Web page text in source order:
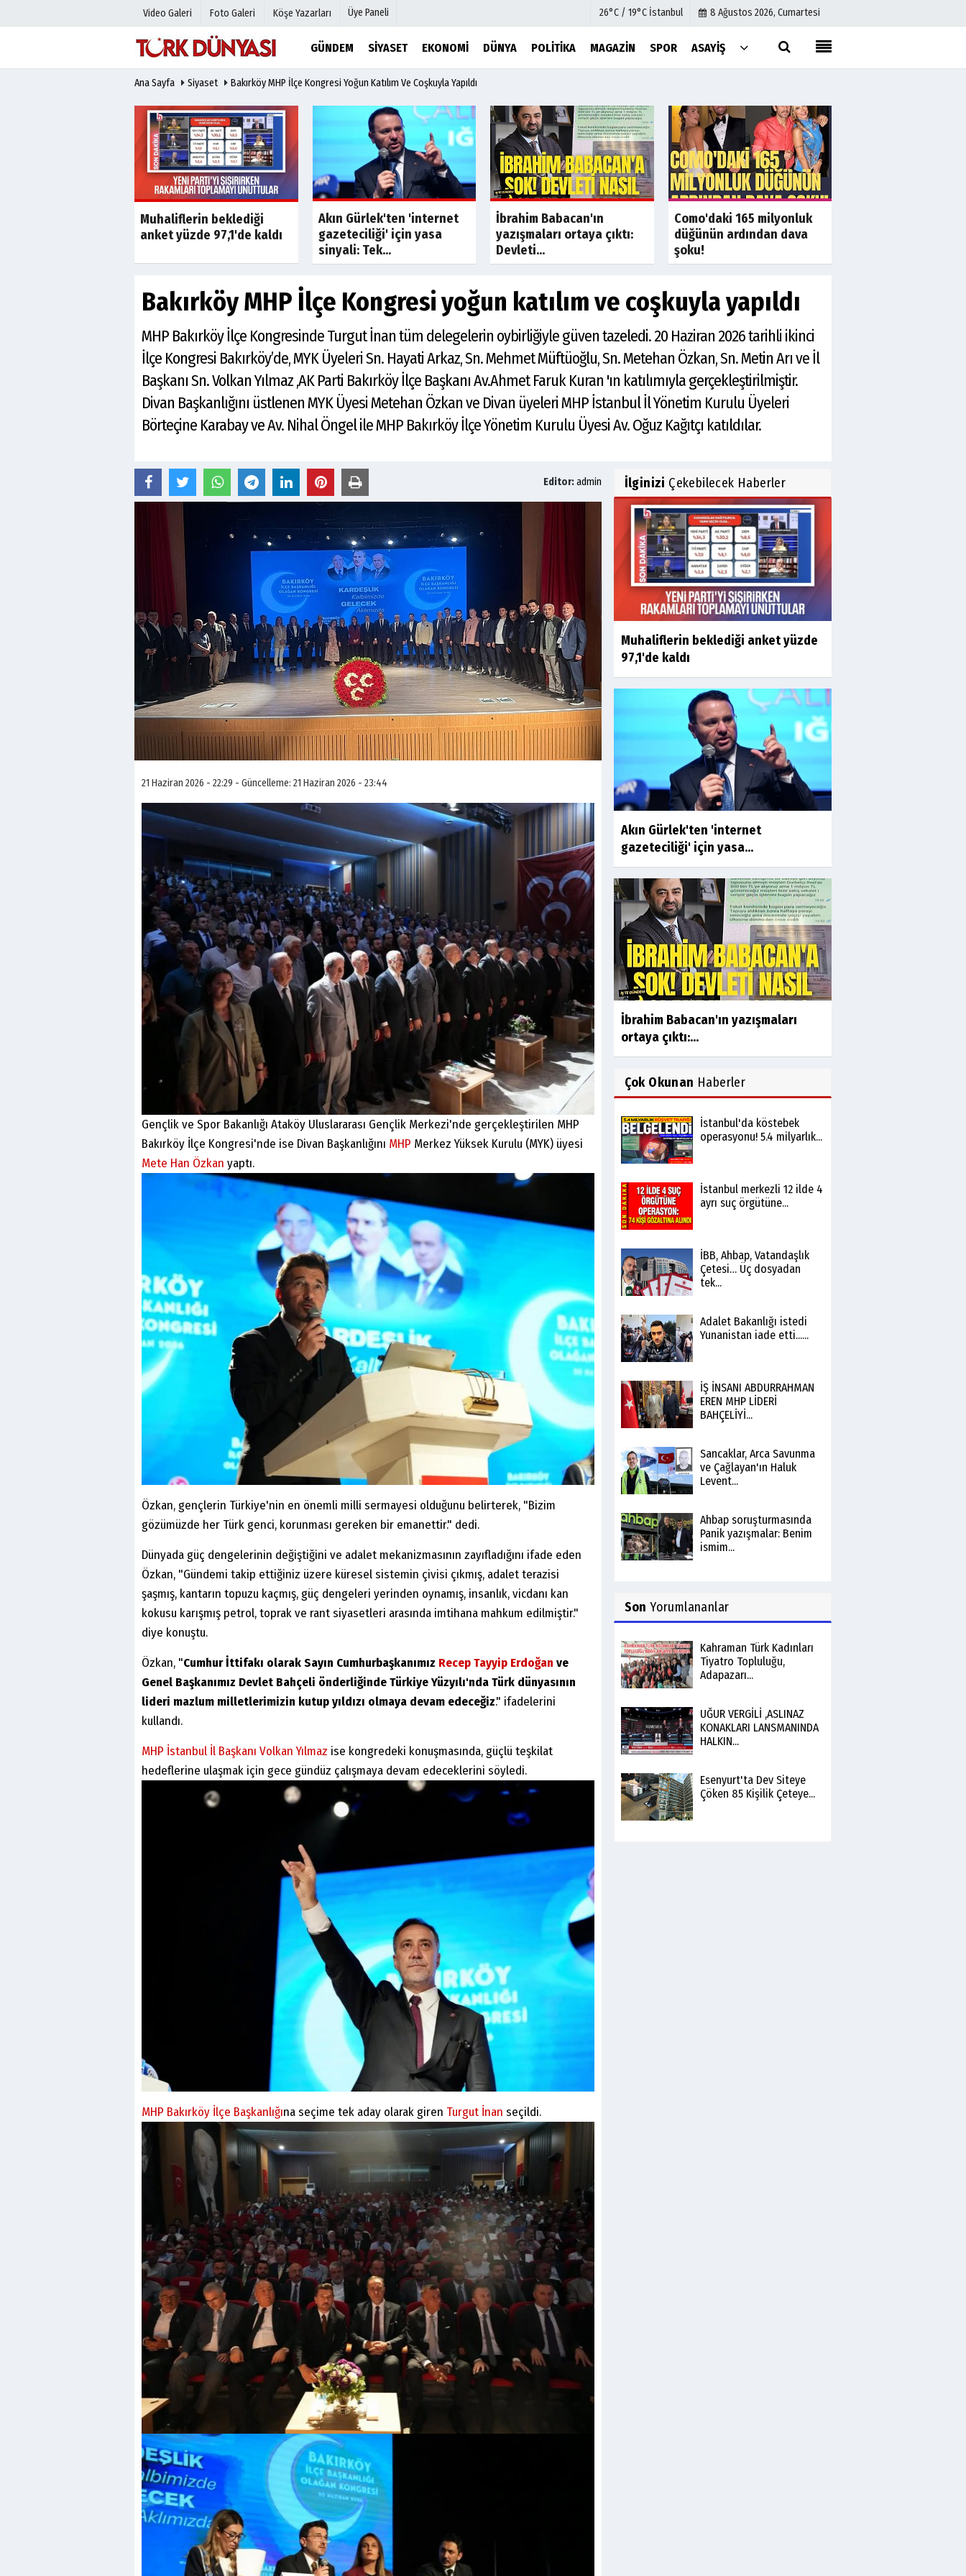
Video Galeri Foto Galeri Köşe Yazarları Üye Paneli 26°C / 19°C İstanbul 8 Ağustos 2026, Cumartesi
GÜNDEM SIYASET EKONOMI DÜNYA POLITIKA MAGAZIN SPOR ASAYIŞ
Hava Durumu
Gazete Manşetleri
Anketler
Biyografiler
Video Galeri
Foto Galeri
Etkinlikler
İletişim
Çerez Politikası
Gizlilik İlkeleri
Ana Sayfa Siyaset Bakırköy MHP İlçe Kongresi Yoğun Katılım Ve Coşkuyla Yapıldı
Son Dakika
Muhaliflerin beklediği
anket yüzde 97,1'de kaldı
Akın Gürlek'ten 'internet
gazeteciliği' için yasa
sinyali: Tek...
Son Dakika
İbrahim Babacan'ın
yazışmaları ortaya çıktı:
Devleti...
Son Dakika
Como'daki 165 milyonluk
düğünün ardından dava
şoku!
Bakırköy MHP İlçe Kongresi yoğun katılım ve coşkuyla yapıldı
MHP Bakırköy İlçe Kongresinde Turgut İnan tüm delegelerin oybirliğiyle güven tazeledi. 20 Haziran 2026 tarihli ikinci
İlçe Kongresi Bakırköy’de, MYK Üyeleri Sn. Hayati Arkaz, Sn. Mehmet Müftüoğlu, Sn. Metehan Özkan, Sn. Metin Arı ve İl
Başkanı Sn. Volkan Yılmaz ,AK Parti Bakırköy İlçe Başkanı Av.Ahmet Faruk Kuran 'ın katılımıyla gerçekleştirilmiştir.
Divan Başkanlığını üstlenen MYK Üyesi Metehan Özkan ve Divan üyeleri MHP İstanbul İl Yönetim Kurulu Üyeleri
Börteçine Karabay ve Av. Nihal Öngel ile MHP Bakırköy İlçe Yönetim Kurulu Üyesi Av. Oğuz Kağıtçı katıldılar.
Editor:admin
21 Haziran 2026 - 22:29 - Güncelleme: 21 Haziran 2026 - 23:44
Gençlik ve Spor Bakanlığı Ataköy Uluslararası Gençlik Merkezi'nde gerçekleştirilen MHP
Bakırköy İlçe Kongresi'nde ise Divan Başkanlığını MHP Merkez Yüksek Kurulu (MYK) üyesi
Mete Han Özkan yaptı.
Özkan, gençlerin Türkiye'nin en önemli milli sermayesi olduğunu belirterek, "Bizim
gözümüzde her Türk genci, korunması gereken bir emanettir." dedi.
Dünyada güç dengelerinin değiştiğini ve adalet mekanizmasının zayıfladığını ifade eden
Özkan, "Gündemi takip ettiğiniz üzere küresel sistemin çivisi çıkmış, adalet terazisi
şaşmış, kantarın topuzu kaçmış, güç dengeleri yerinden oynamış, insanlık, vicdanı kan
kokusu karışmış petrol, toprak ve rant siyasetleri arasında imtihana mahkum edilmiştir."
diye konuştu.
Özkan, "Cumhur İttifakı olarak Sayın Cumhurbaşkanımız Recep Tayyip Erdoğan ve
Genel Başkanımız Devlet Bahçeli önderliğinde Türkiye Yüzyılı'nda Türk dünyasının
lideri mazlum milletlerimizin kutup yıldızı olmaya devam edeceğiz." ifadelerini
kullandı.
MHP İstanbul İl Başkanı Volkan Yılmaz ise kongredeki konuşmasında, güçlü teşkilat
hedeflerine ulaşmak için gece gündüz çalışmaya devam edeceklerini söyledi.
MHP Bakırköy İlçe Başkanlığına seçime tek aday olarak giren Turgut İnan seçildi.
İlginizi Çekebilecek Haberler
Muhaliflerin beklediği anket yüzde
97,1'de kaldı
Akın Gürlek'ten 'internet
gazeteciliği' için yasa...
İbrahim Babacan'ın yazışmaları
ortaya çıktı:...
Çok Okunan Haberler
İstanbul'da köstebek
operasyonu! 5.4 milyarlık...
İstanbul merkezli 12 ilde 4
ayrı suç örgütüne...
İBB, Ahbap, Vatandaşlık
Çetesi… Üç dosyadan
tek...
Adalet Bakanlığı istedi
Yunanistan iade etti......
İŞ İNSANI ABDURRAHMAN
EREN MHP LİDERİ
BAHÇELİYİ...
Sancaklar, Arca Savunma
ve Çağlayan'ın Haluk
Levent...
Ahbap soruşturmasında
Panik yazışmalar: Benim
ismim...
Son Yorumlananlar
Kahraman Türk Kadınları
Tiyatro Topluluğu,
Adapazarı...
UĞUR VERGİLİ ,ASLINAZ
KONAKLARI LANSMANINDA
HALKIN...
Esenyurt'ta Dev Siteye
Çöken 85 Kişilik Çeteye...